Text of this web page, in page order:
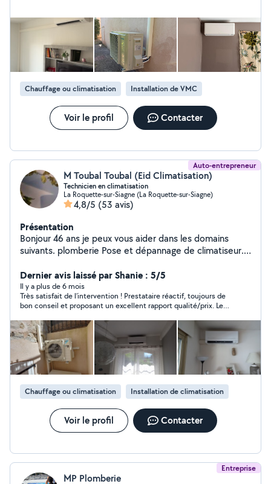
Chauffage ou climatisation Installation de VMC
Voir le profil Contacter
Auto-entrepreneur
M Toubal Toubal (Eid Climatisation)
Technicien en climatisation
La Roquette-sur-Siagne (La Roquette-sur-Siagne)
4,8/5 (53 avis)
Présentation
Bonjour 46 ans je peux vous aider dans les domains
suivants. plomberie Pose et dépannage de climatiseur.
Dernier avis laissé par Shanie : 5/5
Il y a plus de 6 mois
Très satisfait de l’intervention ! Prestataire réactif, toujours de
bon conseil et proposant un excellent rapport qualité/prix. Le
recommande vivement !
Chauffage ou climatisation Installation de climatisation
Voir le profil Contacter
Entreprise
MP Plomberie